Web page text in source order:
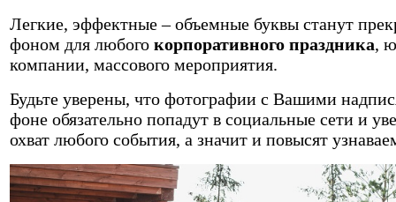
Легкие, эффектные – объемные буквы станут
фоном для любого корпоративного праздника,
компании, массового мероприятия.
Будьте уверены, что фотографии с Вашими
фоне обязательно попадут в социальные сети и
охват любого события, а значит и повысят